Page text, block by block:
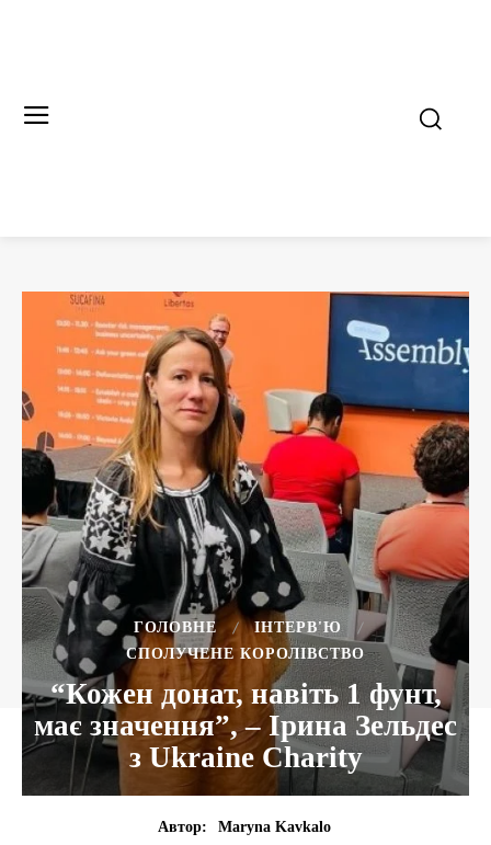
ГОЛОВНЕ
ІНТЕРВ'Ю
СПОЛУЧЕНЕ КОРОЛІВСТВО
“Кожен донат, навіть 1 фунт,
має значення”, – Ірина Зельдес
з Ukraine Charity
Автор:
Maryna Kavkalo